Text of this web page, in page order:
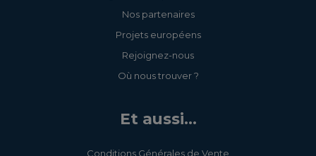
Nos partenaires
Projets européens
Rejoignez-nous
Où nous trouver ?
Et aussi...
Conditions Générales de Vente